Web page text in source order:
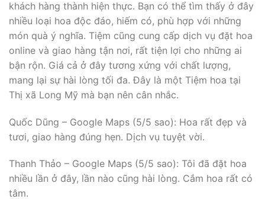
khách hàng thành hiện thực. Bạn có thể tìm thấy ở đây
nhiều loại hoa độc đáo, hiếm có, phù hợp với những
món quà ý nghĩa. Tiệm cũng cung cấp dịch vụ đặt hoa
online và giao hàng tận nơi, rất tiện lợi cho những ai
bận rộn. Giá cả ở đây tương xứng với chất lượng,
mang lại sự hài lòng tối đa. Đây là một Tiệm hoa tại
Thị xã Long Mỹ mà bạn nên cân nhắc.
Quốc Dũng – Google Maps (5/5 sao): Hoa rất đẹp và
tươi, giao hàng đúng hẹn. Dịch vụ tuyệt vời.
Thanh Thảo – Google Maps (5/5 sao): Tôi đã đặt hoa
nhiều lần ở đây, lần nào cũng hài lòng. Cắm hoa rất có
tâm.